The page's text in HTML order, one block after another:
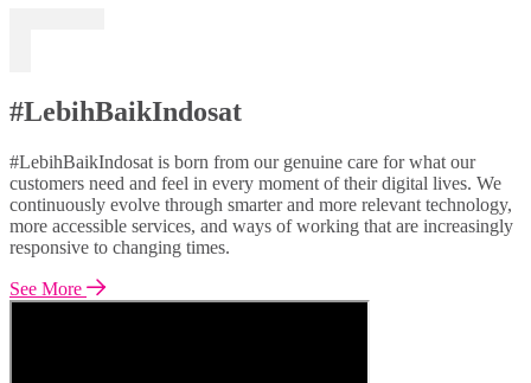
#LebihBaikIndosat
#LebihBaikIndosat is born from our genuine care for what our
customers need and feel in every moment of their digital lives. We
continuously evolve through smarter and more relevant technology,
more accessible services, and ways of working that are increasingly
responsive to changing times.
See More